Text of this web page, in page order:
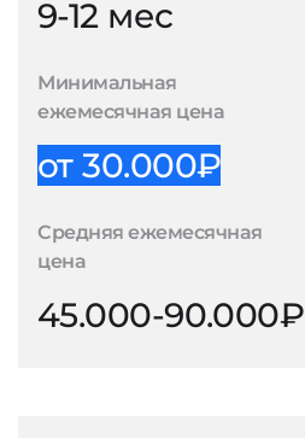
9-12 мес
Минимальная
ежемесячная цена
от 30.000₽
Средняя ежемесячная
цена
45.000-90.000₽